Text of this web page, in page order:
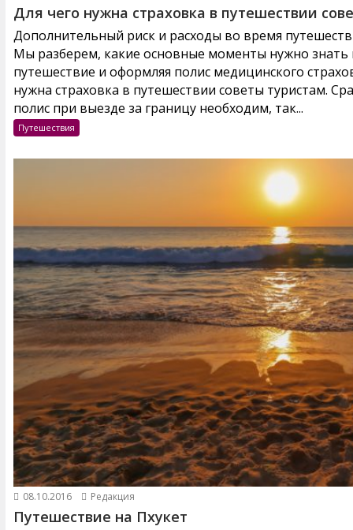
Для чего нужна страховка в путешествии
Дополнительный риск и расходы во время
Мы разберем, какие основные моменты нужно знать
путешествие и оформляя полис медицинского
нужна страховка в путешествии советы туристам.
полис при выезде за границу необходим, так...
Путешествия
08.10.2016 Редакция
Путешествие на Пхукет